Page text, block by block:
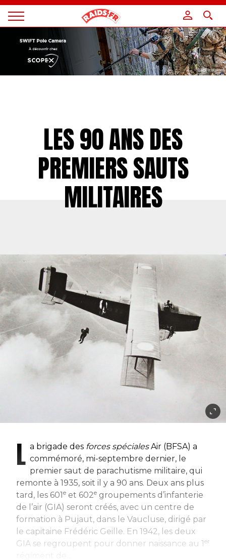
Magazine
LES 90 ANS DES
PREMIERS SAUTS
MILITAIRES
L a brigade des forces spécialesAir (BFSA) a
commémoré, mi-septembre dernier, le
premier saut de parachutisme militaire, qui
remonte à 1935, soit il y a 90 ans. Deux ans plus
tard, les 601 e et 602e groupements d’infanterie
de l’air (GIA) seront créés, avec un centre de
formation à Pujaut, dans le Vaucluse, dirigé par
le capitaine Frédéric Geille. En 1942, les deux
GIA se regroupent pour donner naissance au 1 er
Panneau de gestion des cookies